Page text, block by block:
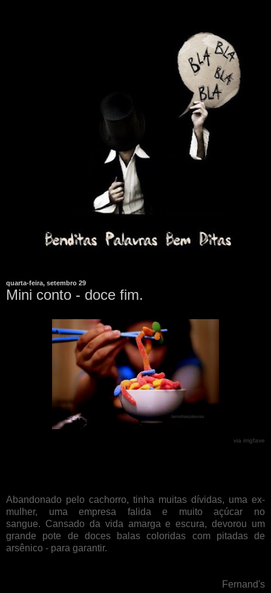
quarta-feira, setembro 29
Mini conto - doce fim.
via imgfave
Abandonado pelo cachorro, tinha muitas dívidas, uma ex-
mulher, uma empresa falida e muito açúcar no
sangue. Cansado da vida amarga e escura, devorou um
grande pote de doces balas coloridas com pitadas de
arsênico - para garantir.
Fernand's